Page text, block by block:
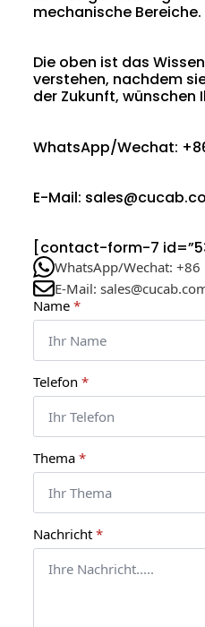
mechanische Bereiche.
Die oben ist das
verstehen, nachdem
der Zukunft, wünschen
WhatsApp/Wechat:
E-Mail:
[contact-form-7
WhatsApp/Wechat:
E-Mail:
Name *
Telefon *
Thema *
Nachricht *